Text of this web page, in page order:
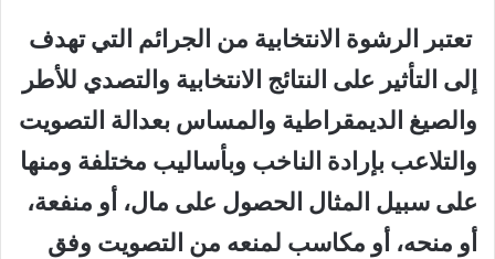
تعتبر الرشوة الانتخابية من الجرائم التي تهدف
إلى التأثير على النتائج الانتخابية والتصدي للأطر
والصيغ الديمقراطية والمساس بعدالة التصويت
والتلاعب بإرادة الناخب وبأساليب مختلفة ومنها
على سبيل المثال الحصول على مال، أو منفعة،
أو منحه، أو مكاسب لمنعه من التصويت وفق